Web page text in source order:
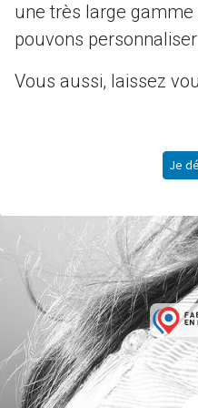
une très large
pouvons
Vous aussi, laissez
Je